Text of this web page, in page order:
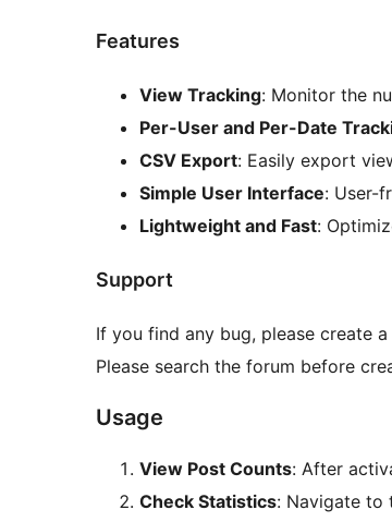
Features
View Tracking: Monitor the
Per-User and Per-Date
CSV Export: Easily export
Simple User Interface: User-
Lightweight and Fast:
Support
If you find any bug, please create
Please search the forum before
Usage
View Post Counts: After
Check Statistics: Navigate to